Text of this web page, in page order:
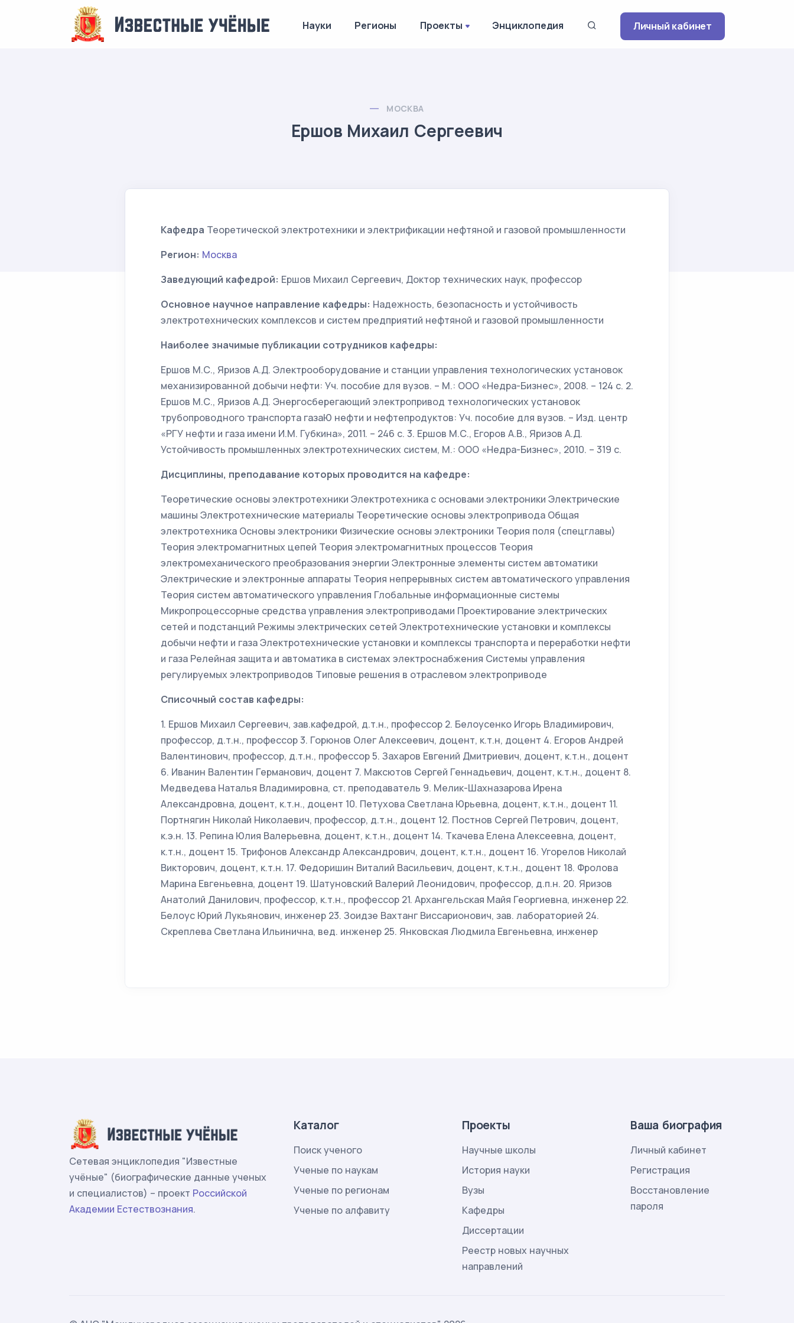
Науки Регионы Проекты Энциклопедия Личный кабинет
МОСКВА
Ершов Михаил Сергеевич
Кафедра Теоретической электротехники и электрификации нефтяной и газовой промышленности
Регион: Москва
Заведующий кафедрой: Ершов Михаил Сергеевич, Доктор технических наук, профессор
Основное научное направление кафедры: Надежность, безопасность и устойчивость
электротехнических комплексов и систем предприятий нефтяной и газовой промышленности
Наиболее значимые публикации сотрудников кафедры:
Ершов М.С., Яризов А.Д. Электрооборудование и станции управления технологических установок
механизированной добычи нефти: Уч. пособие для вузов. – М.: ООО «Недра-Бизнес», 2008. – 124 с. 2.
Ершов М.С., Яризов А.Д. Энергосберегающий электропривод технологических установок
трубопроводного транспорта газаЮ нефти и нефтепродуктов: Уч. пособие для вузов. – Изд. центр
«РГУ нефти и газа имени И.М. Губкина», 2011. – 246 с. 3. Ершов М.С., Егоров А.В., Яризов А.Д.
Устойчивость промышленных электротехнических систем, М.: ООО «Недра-Бизнес», 2010. – 319 с.
Дисциплины, преподавание которых проводится на кафедре:
Теоретические основы электротехники Электротехника с основами электроники Электрические
машины Электротехнические материалы Теоретические основы электропривода Общая
электротехника Основы электроники Физические основы электроники Теория поля (спецглавы)
Теория электромагнитных цепей Теория электромагнитных процессов Теория
электромеханического преобразования энергии Электронные элементы систем автоматики
Электрические и электронные аппараты Теория непрерывных систем автоматического управления
Теория систем автоматического управления Глобальные информационные системы
Микропроцессорные средства управления электроприводами Проектирование электрических
сетей и подстанций Режимы электрических сетей Электротехнические установки и комплексы
добычи нефти и газа Электротехнические установки и комплексы транспорта и переработки нефти
и газа Релейная защита и автоматика в системах электроснабжения Системы управления
регулируемых электроприводов Типовые решения в отраслевом электроприводе
Списочный состав кафедры:
1. Ершов Михаил Сергеевич, зав.кафедрой, д.т.н., профессор 2. Белоусенко Игорь Владимирович,
профессор, д.т.н., профессор 3. Горюнов Олег Алексеевич, доцент, к.т.н, доцент 4. Егоров Андрей
Валентинович, профессор, д.т.н., профессор 5. Захаров Евгений Дмитриевич, доцент, к.т.н., доцент
6. Иванин Валентин Германович, доцент 7. Максютов Сергей Геннадьевич, доцент, к.т.н., доцент 8.
Медведева Наталья Владимировна, ст. преподаватель 9. Мелик-Шахназарова Ирена
Александровна, доцент, к.т.н., доцент 10. Петухова Светлана Юрьевна, доцент, к.т.н., доцент 11.
Портнягин Николай Николаевич, профессор, д.т.н., доцент 12. Постнов Сергей Петрович, доцент,
к.э.н. 13. Репина Юлия Валерьевна, доцент, к.т.н., доцент 14. Ткачева Елена Алексеевна, доцент,
к.т.н., доцент 15. Трифонов Александр Александрович, доцент, к.т.н., доцент 16. Угорелов Николай
Викторович, доцент, к.т.н. 17. Федоришин Виталий Васильевич, доцент, к.т.н., доцент 18. Фролова
Марина Евгеньевна, доцент 19. Шатуновский Валерий Леонидович, профессор, д.п.н. 20. Яризов
Анатолий Данилович, профессор, к.т.н., профессор 21. Архангельская Майя Георгиевна, инженер 22.
Белоус Юрий Лукьянович, инженер 23. Зоидзе Вахтанг Виссарионович, зав. лабораторией 24.
Скреплева Светлана Ильинична, вед. инженер 25. Янковская Людмила Евгеньевна, инженер
Сетевая энциклопедия "Известные
учёные" (биографические данные ученых
и специалистов) – проект Российской
Академии Естествознания.
Каталог
Поиск ученого
Ученые по наукам
Ученые по регионам
Ученые по алфавиту
Проекты
Научные школы
История науки
Вузы
Кафедры
Диссертации
Реестр новых научных
направлений
Ваша биография
Личный кабинет
Регистрация
Восстановление
пароля